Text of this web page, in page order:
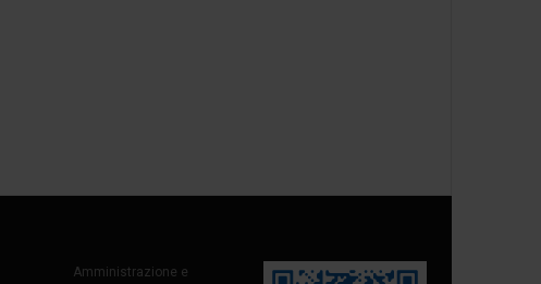
Amministrazione e